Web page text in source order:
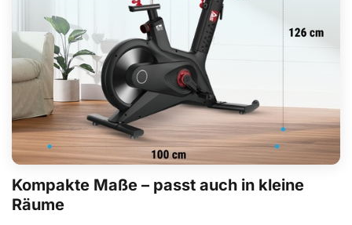
Kompakte Maße – passt auch in kleine
Räume